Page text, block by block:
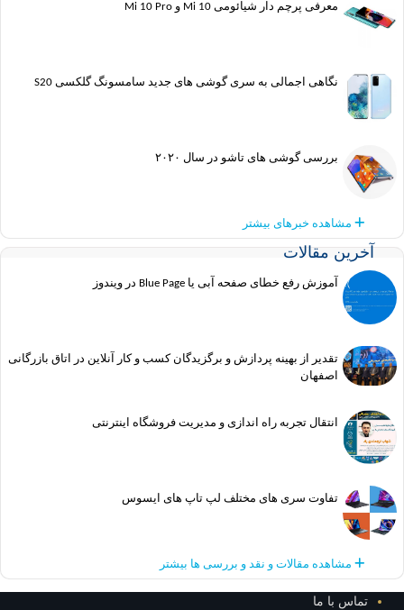
معرفی پرچم دار شیائومی Mi 10 و Mi 10 Pro
نگاهی اجمالی به سری گوشی های جدید سامسونگ گلکسی S20
بررسی گوشی های تاشو در سال ۲۰۲۰
مشاهده خبرهای بیشتر
آخرین مقالات
آموزش رفع خطای صفحه آبی یا Blue Page در ویندوز
تقدیر از بهینه پردازش و برگزیدگان کسب و کار آنلاین در اتاق بازرگانی
اصفهان
انتقال تجربه راه اندازی و مدیریت فروشگاه اینترنتی
تفاوت سری های مختلف لپ تاپ های ایسوس
مشاهده مقالات و نقد و بررسی ها بیشتر
تماس با ما